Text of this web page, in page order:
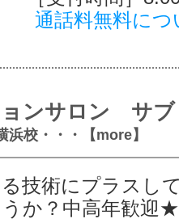
通話料無料につ
ョンサロン サブ
浜校・・・【more】
技術にプラスし
うか？中高年歓迎★